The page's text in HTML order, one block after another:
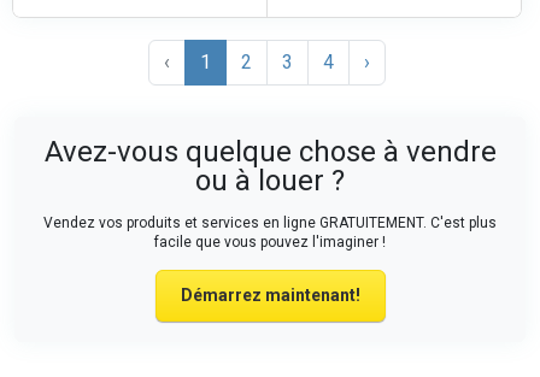
‹ 1 2 3 4 ›
Avez-vous quelque chose à vendre
ou à louer ?
Vendez vos produits et services en ligne GRATUITEMENT. C'est plus
facile que vous pouvez l'imaginer !
Démarrez maintenant!